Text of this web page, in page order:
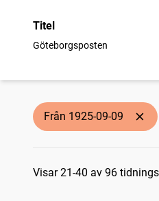
Titel
Göteborgsposten
träffar
Från 1925-09-09
Visar 21-40 av 96